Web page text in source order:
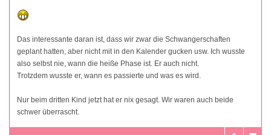
Das interessante daran ist, dass wir zwar die Schwangerschaften
geplant hatten, aber nicht mit in den Kalender gucken usw. Ich wusste
also selbst nie, wann die heiße Phase ist. Er auch nicht.
Trotzdem wusste er, wann es passierte und was es wird.
Nur beim dritten Kind jetzt hat er nix gesagt. Wir waren auch beide
schwer überrascht.